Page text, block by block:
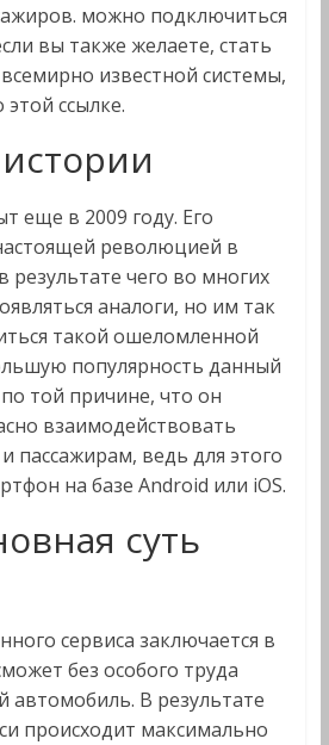
можно подключиться
вы также желаете, стать
известной системы,
ссылке.
еще в 2009 году. Его
революцией в
результате чего во многих
аналоги, но им так
такой ошеломленной
популярность данный
той причине, что он
взаимодействовать
пассажирам, ведь для этого
на базе Android или iOS.
суть
сервиса заключается в
без особого труда
В результате
происходит максимально